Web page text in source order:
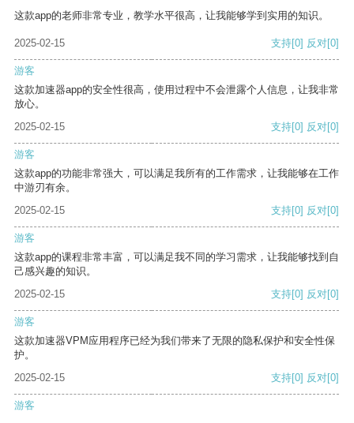
这款app的老师非常专业，教学水平很高，让我能够学到实用的知识。
2025-02-15 支持[0] 反对[0]
游客
这款加速器app的安全性很高，使用过程中不会泄露个人信息，让我非常
放心。
2025-02-15
支持[0] 反对[0]
游客
这款app的功能非常强大，可以满足我所有的工作需求，让我能够在工作
中游刃有余。
2025-02-15
支持[0] 反对[0]
游客
这款app的课程非常丰富，可以满足我不同的学习需求，让我能够找到自
己感兴趣的知识。
2025-02-15
支持[0] 反对[0]
游客
这款加速器VPM应用程序已经为我们带来了无限的隐私保护和安全性保
护。
2025-02-15
支持[0] 反对[0]
游客